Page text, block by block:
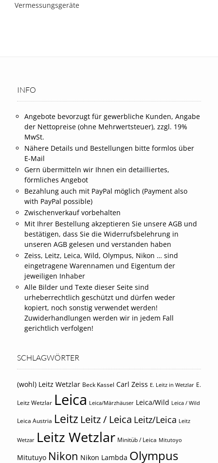
Vermessungsgeräte
INFO
Angebote bevorzugt für gewerbliche Kunden, Angabe
der Nettopreise (ohne Mehrwertsteuer), zzgl. 19%
MwSt.
Nähere Details und Bestellungen bitte formlos über
E-Mail
Gern übermitteln wir Ihnen ein detailliertes,
förmliches Angebot
Bezahlung auch mit PayPal möglich (Payment also
with PayPal possible)
Zwischenverkauf vorbehalten
Mit Ihrer Bestellung akzeptieren Sie unsere AGB und
bestätigen, dass Sie die Widerrufsbelehrung in
unseren AGB gelesen und verstanden haben
Zeiss, Leitz, Leica, Wild, Olympus, Nikon … sind
eingetragene Warennamen und Eigentum der
jeweiligen Inhaber
Alle Bilder und Texte dieser Seite sind
urheberrechtlich geschützt und dürfen weder
kopiert, noch sonstig verwendet werden!
Zuwiderhandlungen werden wir in jedem Fall
gerichtlich verfolgen!
SCHLAGWÖRTER
(wohl) Leitz Wetzlar Beck Kassel Carl Zeiss E. Leitz in Wetzlar E.
Leitz Wetzlar Leica Leica/Märzhäuser Leica/Wild Leica / Wild
Leica Austria Leitz Leitz / Leica Leitz/Leica Leitz
Wetzar Leitz Wetzlar Minitüb / Leica Mitutoyo
Mitutuyo Nikon Nikon Lambda Olympus